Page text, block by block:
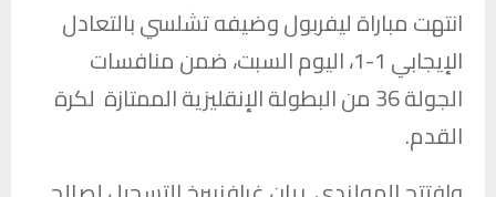
انتهت مباراةليفربولوضيفهتشلسيبالتعادل
الإيجابي 1-1، اليوم السبت، ضمن منافسات
الجولة 36 من البطولة الإنقليزية الممتازة لكرة
القدم.